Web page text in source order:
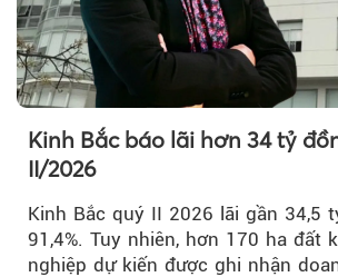
Kinh Bắc báo lãi hơn 34 tỷ
II/2026
Kinh Bắc quý II 2026 lãi gần 34,5
91,4%. Tuy nhiên, hơn 170 ha đất
nghiệp dự kiến được ghi nhận